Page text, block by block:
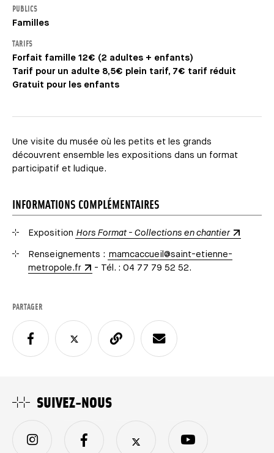
PUBLICS
Familles
TARIFS
Forfait famille 12€ (2 adultes + enfants)
Tarif pour un adulte 8,5€ plein tarif, 7€ tarif réduit
Gratuit pour les enfants
Une visite du musée où les petits et les grands
découvrent ensemble les expositions dans un format
participatif et ludique.
INFORMATIONS COMPLÉMENTAIRES
Exposition Hors Format - Collections en chantier
Renseignements : mamcaccueil@saint-etienne-
metropole.fr
- Tél. : 04 77 79 52 52.
PARTAGER
SUIVEZ-NOUS